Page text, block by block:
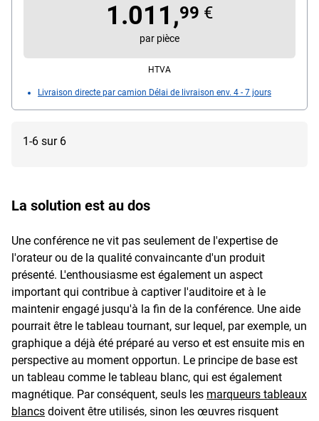
1.011,99 €
par pièce
HTVA
Livraison directe par camion Délai de livraison env. 4 - 7 jours
1-6 sur 6
La solution est au dos
Une conférence ne vit pas seulement de l'expertise de
l'orateur ou de la qualité convaincante d'un produit
présenté. L'enthousiasme est également un aspect
important qui contribue à captiver l'auditoire et à le
maintenir engagé jusqu'à la fin de la conférence. Une aide
pourrait être le tableau tournant, sur lequel, par exemple, un
graphique a déjà été préparé au verso et est ensuite mis en
perspective au moment opportun. Le principe de base est
un tableau comme le tableau blanc, qui est également
magnétique. Par conséquent, seuls les marqueurs tableaux
blancs doivent être utilisés, sinon les œuvres risquent